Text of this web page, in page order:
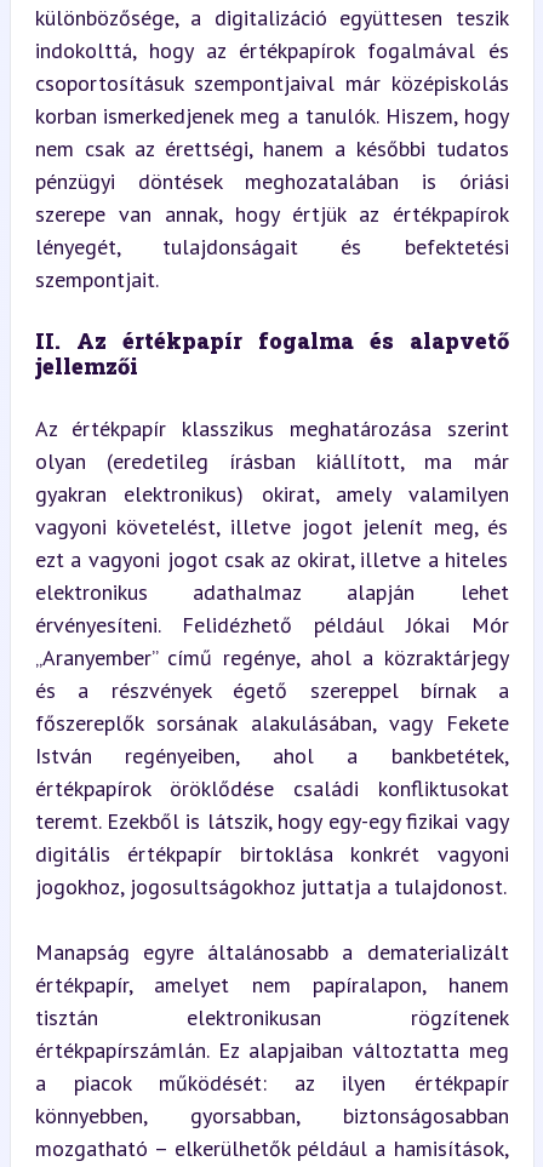
különbözősége, a digitalizáció együttesen teszik
indokolttá, hogy az értékpapírok fogalmával és
csoportosításuk szempontjaival már középiskolás
korban ismerkedjenek meg a tanulók. Hiszem, hogy
nem csak az érettségi, hanem a későbbi tudatos
pénzügyi döntések meghozatalában is óriási
szerepe van annak, hogy értjük az értékpapírok
lényegét, tulajdonságait és befektetési
szempontjait.
II. Az értékpapír fogalma és alapvető
jellemzői
Az értékpapír klasszikus meghatározása szerint
olyan (eredetileg írásban kiállított, ma már
gyakran elektronikus) okirat, amely valamilyen
vagyoni követelést, illetve jogot jelenít meg, és
ezt a vagyoni jogot csak az okirat, illetve a hiteles
elektronikus adathalmaz alapján lehet
érvényesíteni. Felidézhető például Jókai Mór
„Aranyember” című regénye, ahol a közraktárjegy
és a részvények égető szereppel bírnak a
főszereplők sorsának alakulásában, vagy Fekete
István regényeiben, ahol a bankbetétek,
értékpapírok öröklődése családi konfliktusokat
teremt. Ezekből is látszik, hogy egy-egy fizikai vagy
digitális értékpapír birtoklása konkrét vagyoni
jogokhoz, jogosultságokhoz juttatja a tulajdonost.
Manapság egyre általánosabb a dematerializált
értékpapír, amelyet nem papíralapon, hanem
tisztán elektronikusan rögzítenek
értékpapírszámlán. Ez alapjaiban változtatta meg
a piacok működését: az ilyen értékpapír
könnyebben, gyorsabban, biztonságosabban
mozgatható – elkerülhetők például a hamisítások,